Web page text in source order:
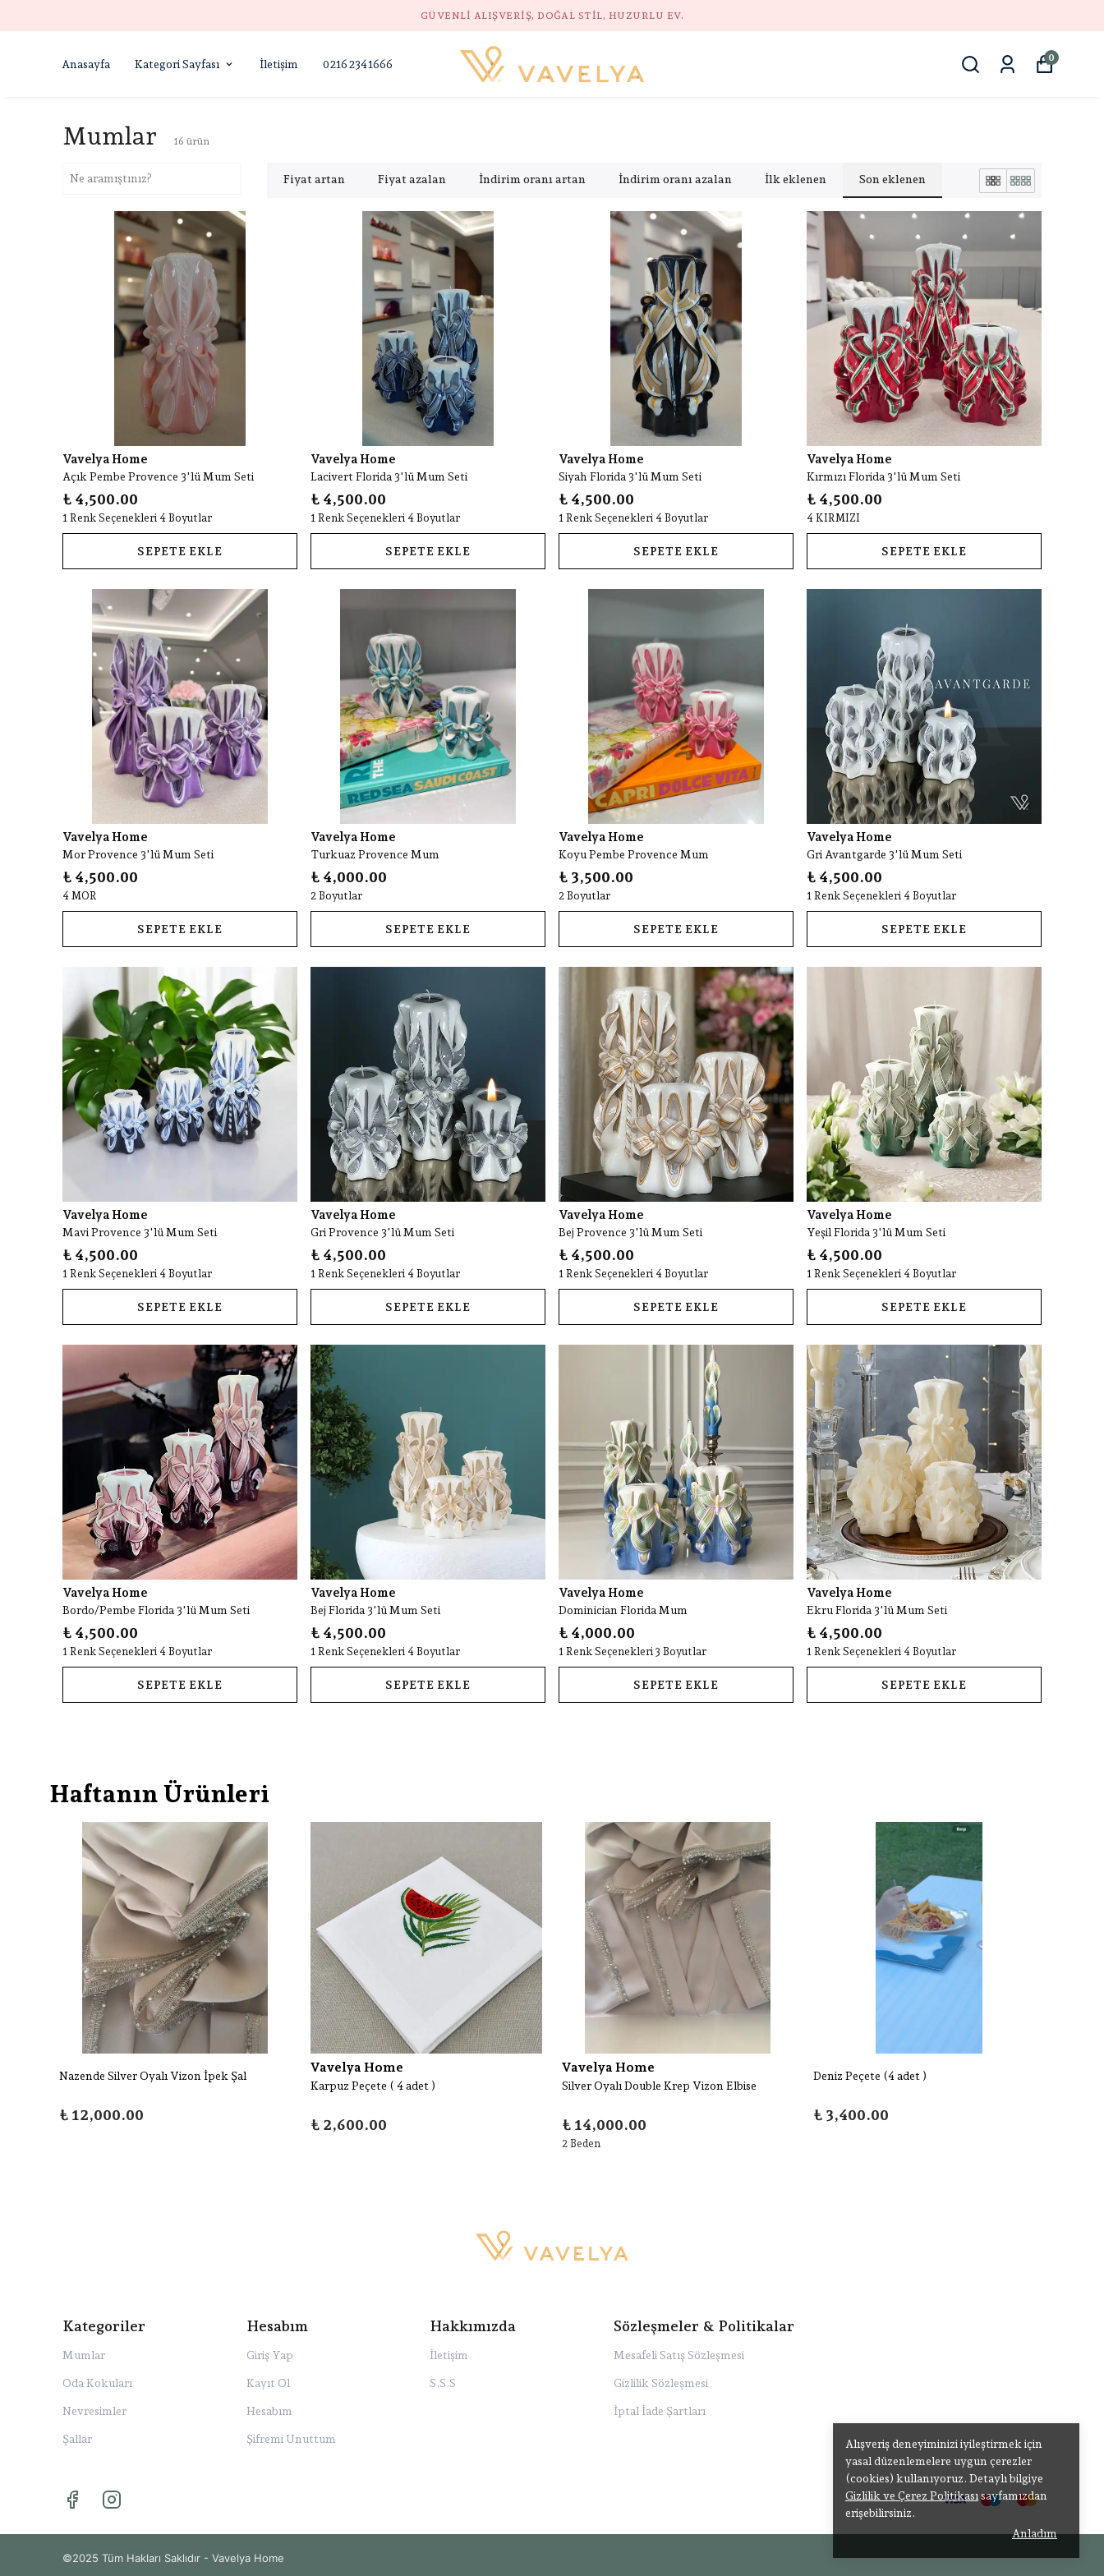
GÜVENLI ALIŞVERIŞ, DOĞAL STIL, HUZURLU EV.
Anasayfa Kategori Sayfası İletişim 0216 234 1666 0
Alışveriş deneyiminizi iyileştirmek için
yasal düzenlemelere uygun çerezler
(cookies) kullanıyoruz. Detaylı bilgiye
Gizlilik ve Çerez Politikası sayfamızdan
erişebilirsiniz.
Anladım
Mumlar 16 ürün
Fiyat artan Fiyat azalan İndirim oranı artan İndirim oranı azalan İlk eklenen Son eklenen
Vavelya Home
Açık Pembe Provence 3'lü Mum Seti
₺ 4,500.00
1 Renk Seçenekleri 4 Boyutlar
SEPETE EKLE
Vavelya Home
Lacivert Florida 3'lü Mum Seti
₺ 4,500.00
1 Renk Seçenekleri 4 Boyutlar
SEPETE EKLE
Vavelya Home
Siyah Florida 3'lü Mum Seti
₺ 4,500.00
1 Renk Seçenekleri 4 Boyutlar
SEPETE EKLE
Vavelya Home
Kırmızı Florida 3'lü Mum Seti
₺ 4,500.00
4 KIRMIZI
SEPETE EKLE
Vavelya Home
Mor Provence 3'lü Mum Seti
₺ 4,500.00
4 MOR
SEPETE EKLE
Vavelya Home
Turkuaz Provence Mum
₺ 4,000.00
2 Boyutlar
SEPETE EKLE
Vavelya Home
Koyu Pembe Provence Mum
₺ 3,500.00
2 Boyutlar
SEPETE EKLE
Vavelya Home
Gri Avantgarde 3'lü Mum Seti
₺ 4,500.00
1 Renk Seçenekleri 4 Boyutlar
SEPETE EKLE
Vavelya Home
Mavi Provence 3'lü Mum Seti
₺ 4,500.00
1 Renk Seçenekleri 4 Boyutlar
SEPETE EKLE
Vavelya Home
Gri Provence 3'lü Mum Seti
₺ 4,500.00
1 Renk Seçenekleri 4 Boyutlar
SEPETE EKLE
Vavelya Home
Bej Provence 3'lü Mum Seti
₺ 4,500.00
1 Renk Seçenekleri 4 Boyutlar
SEPETE EKLE
Vavelya Home
Yeşil Florida 3'lü Mum Seti
₺ 4,500.00
1 Renk Seçenekleri 4 Boyutlar
SEPETE EKLE
Vavelya Home
Bordo/Pembe Florida 3'lü Mum Seti
₺ 4,500.00
1 Renk Seçenekleri 4 Boyutlar
SEPETE EKLE
Vavelya Home
Bej Florida 3'lü Mum Seti
₺ 4,500.00
1 Renk Seçenekleri 4 Boyutlar
SEPETE EKLE
Vavelya Home
Dominician Florida Mum
₺ 4,000.00
1 Renk Seçenekleri 3 Boyutlar
SEPETE EKLE
Vavelya Home
Ekru Florida 3'lü Mum Seti
₺ 4,500.00
1 Renk Seçenekleri 4 Boyutlar
SEPETE EKLE
Haftanın Ürünleri
Nazende Silver Oyalı Vizon İpek Şal
₺ 12,000.00
Vavelya Home
Karpuz Peçete ( 4 adet )
₺ 2,600.00
Vavelya Home
Silver Oyalı Double Krep Vizon Elbise
₺ 14,000.00
2 Beden
Deniz Peçete (4 adet )
₺ 3,400.00
Kategoriler
Mumlar
Oda Kokuları
Nevresimler
Şallar
Hesabım
Giriş Yap
Kayıt Ol
Hesabım
Şifremi Unuttum
Hakkımızda
İletişim
S.S.S
Sözleşmeler & Politikalar
Mesafeli Satış Sözleşmesi
Gizlilik Sözleşmesi
İptal İade Şartları
©2025 Tüm Hakları Saklıdır - Vavelya Home